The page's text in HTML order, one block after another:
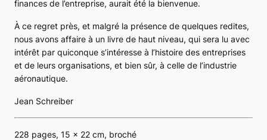
finances de l’entreprise, aurait été la bienvenue.
À ce regret près, et malgré la présence de quelques redites,
nous avons affaire à un livre de haut niveau, qui sera lu avec
intérêt par quiconque s’intéresse à l’histoire des entreprises
et de leurs organisations, et bien sûr, à celle de l’industrie
aéronautique.
Jean Schreiber
228 pages, 15 x 22 cm, broché